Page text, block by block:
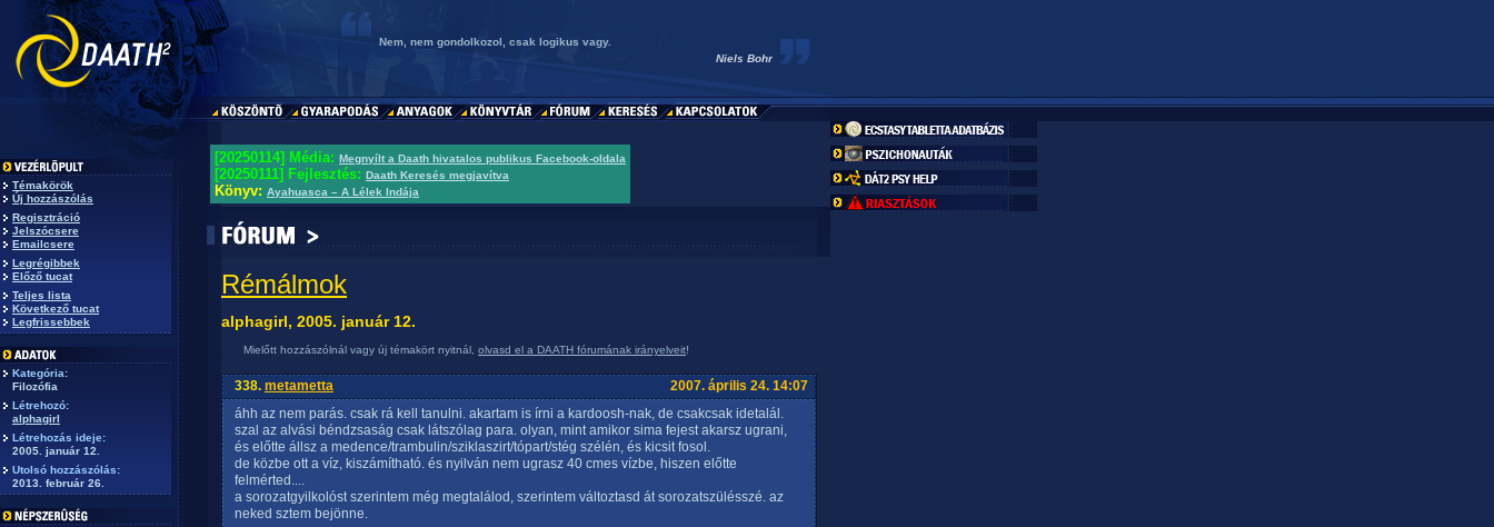
Nem, nem gondolkozol, csak logikus vagy.
Niels Bohr
Témakörök
Új hozzászólás
Regisztráció
Jelszócsere
Emailcsere
Legrégibbek
Előző tucat
Teljes lista
Következő tucat
Legfrissebbek
Kategória:
Filozófia
Létrehozó:
alphagirl
Létrehozás ideje:
2005. január 12.
Utolsó hozzászólás:
2013. február 26.
[20250114] Média: Megnyílt a Daath hivatalos publikus Facebook-oldala
[20250111] Fejlesztés: Daath Keresés megjavítva
Könyv: Ayahuasca – A Lélek Indája
Rémálmok
alphagirl, 2005. január 12.
Mielőtt hozzászólnál vagy új témakört nyitnál, olvasd el a DAATH fórumának irányelveit!
338. metametta
2007. április 24. 14:07
áhh az nem parás. csak rá kell tanulni. akartam is írni a kardoosh-nak, de csakcsak idetalál.
szal az alvási béndzsaság csak látszólag para. olyan, mint amikor sima fejest akarsz ugrani,
és előtte állsz a medence/trambulin/sziklaszirt/tópart/stég szélén, és kicsit fosol.
de közbe ott a víz, kiszámítható. és nyilván nem ugrasz 40 cmes vízbe, hiszen előtte
felmérted....
a sorozatgyilkolóst szerintem még megtalálod, szerintem változtasd át sorozatszülésszé. az
neked sztem bejönne.